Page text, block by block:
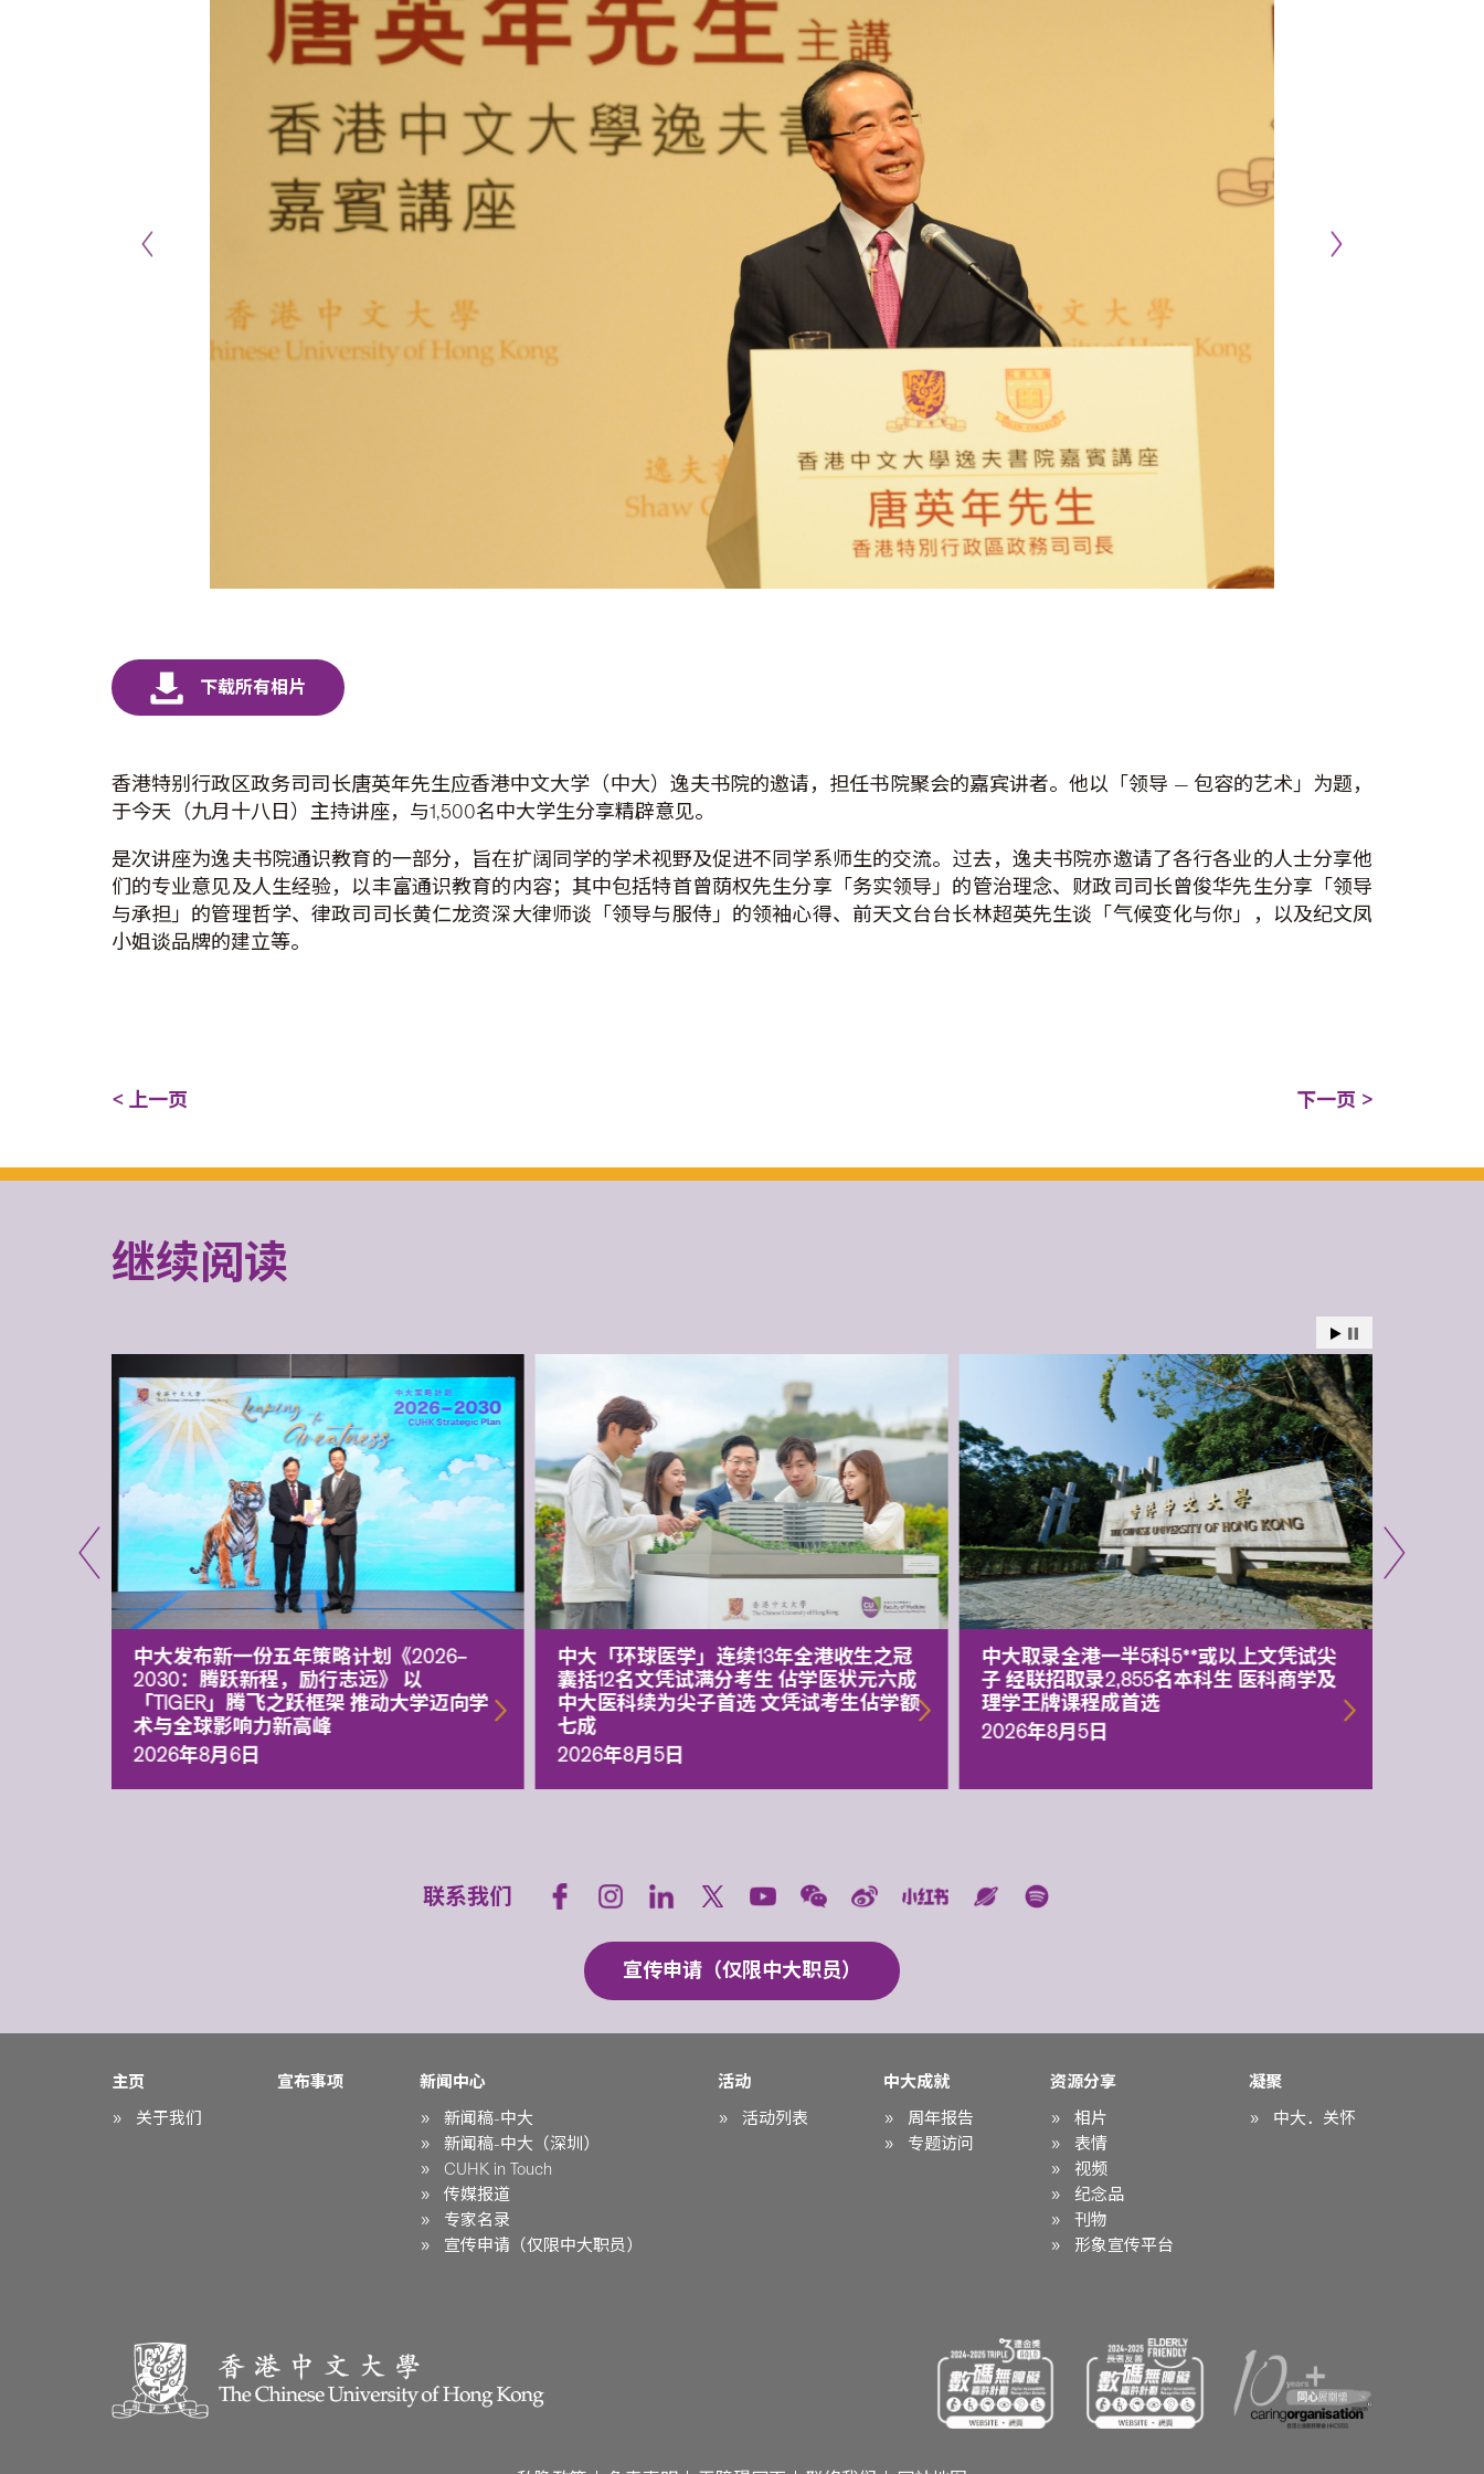
香港特别行政区政务司司长唐英年先生应香港中文大学（中大）逸夫书院的邀请，担任书院聚会的嘉宾讲者。他以「领导 — 包容的艺术」为题，
于今天（九月十八日）主持讲座，与1,500名中大学生分享精辟意见。
是次讲座为逸夫书院通识教育的一部分，旨在扩阔同学的学术视野及促进不同学系师生的交流。过去，逸夫书院亦邀请了各行各业的人士分享他
们的专业意见及人生经验，以丰富通识教育的内容；其中包括特首曾荫权先生分享「务实领导」的管治理念、财政司司长曾俊华先生分享「领导
与承担」的管理哲学、律政司司长黄仁龙资深大律师谈「领导与服侍」的领袖心得、前天文台台长林超英先生谈「气候变化与你」，以及纪文凤
小姐谈品牌的建立等。
< 上一页 下一页 >
继续阅读
中大发布新一份五年策略计划《2026‒
2030：腾跃新程，励行志远》 以
「TIGER」腾飞之跃框架 推动大学迈向学
术与全球影响力新高峰
2026年8月6日
中大「环球医学」连续13年全港收生之冠
囊括12名文凭试满分考生 佔学医状元六成
中大医科续为尖子首选 文凭试考生佔学额
七成
2026年8月5日
中大取录全港一半5科5**或以上文凭试尖
子 经联招取录2,855名本科生 医科商学及
理学王牌课程成首选
2026年8月5日
联系我们
宣传申请（仅限中大职员）
主页
关于我们
宣布事项
新闻中心
新闻稿-中大
新闻稿-中大（深圳）
CUHK in Touch
传媒报道
专家名录
宣传申请（仅限中大职员）
活动
活动列表
中大成就
周年报告
专题访问
资源分享
相片
表情
视频
纪念品
刊物
形象宣传平台
凝聚
中大．关怀